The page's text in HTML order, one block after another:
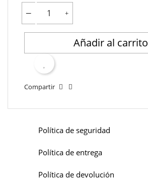
Añadir al carrito
Compartir
Política de seguridad
Política de entrega
Política de devolución